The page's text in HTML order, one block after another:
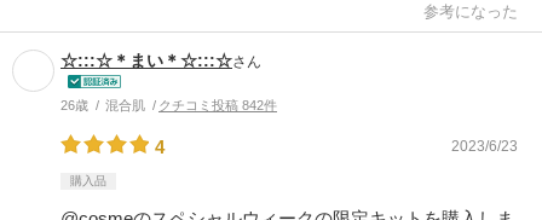
参考になった
☆:::☆＊まい＊☆:::☆さん
26歳 混合肌 クチコミ投稿 842件
4 2023/6/23
購入品